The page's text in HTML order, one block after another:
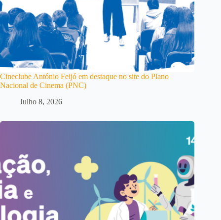
Cineclube António Feijó em destaque no site do Plano
Nacional de Cinema (PNC)
Julho 8, 2026